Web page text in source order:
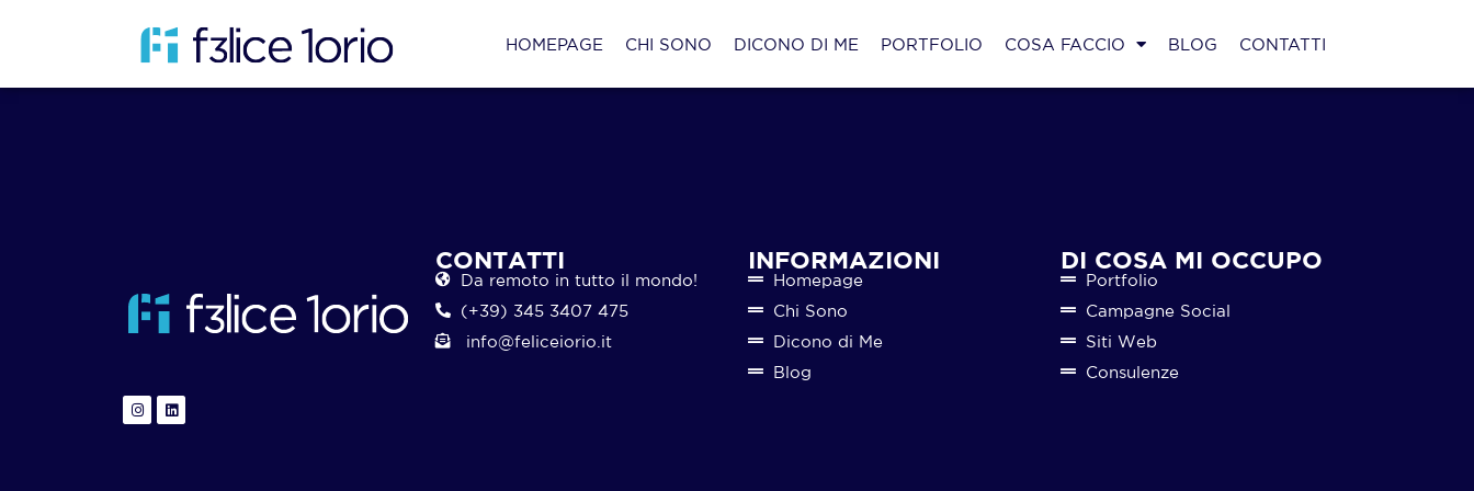
HOMEPAGE CHI SONO DICONO DI ME PORTFOLIO COSA FACCIO BLOG CONTATTI
CONTATTI
Da remoto in tutto il mondo!
(+39) 345 3407 475
info@feliceiorio.it
INFORMAZIONI
Homepage
Chi Sono
Dicono di Me
Blog
DI COSA MI OCCUPO
Portfolio
Campagne Social
Siti Web
Consulenze